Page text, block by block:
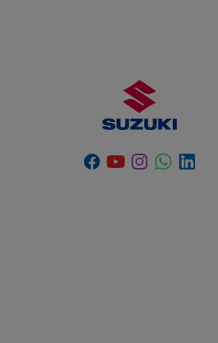
Facebook
YoutubeInstagram
Whatsapp
Linkedin